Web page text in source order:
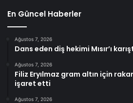
En Güncel Haberler
Ağustos 7, 2026
Dans eden diş hekimi Mısır’ı
Ağustos 7, 2026
Filiz Eryılmaz gram altın için
işaret etti
Ağustos 7, 2026